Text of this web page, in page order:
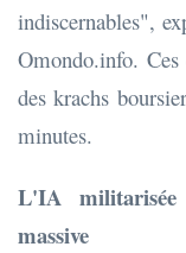
indiscernables",
Omondo.info. Ces
des krachs
minutes.
L'IA
massive